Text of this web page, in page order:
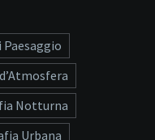
Notturna
Urbana